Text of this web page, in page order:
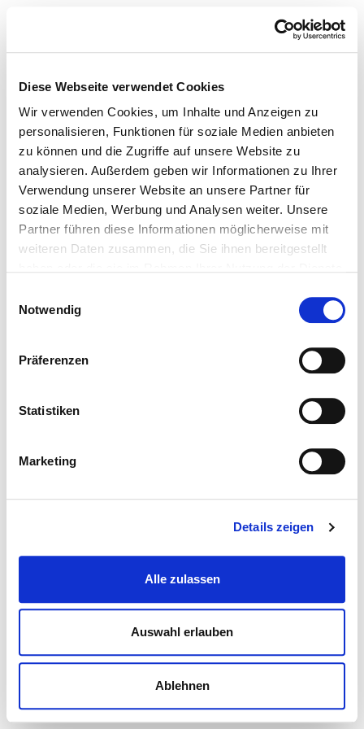
Diese Webseite verwendet Cookies
Wir verwenden Cookies, um Inhalte und Anzeigen zu
personalisieren, Funktionen für soziale Medien anbieten
zu können und die Zugriffe auf unsere Website zu
analysieren. Außerdem geben wir Informationen zu Ihrer
Verwendung unserer Website an unsere Partner für
soziale Medien, Werbung und Analysen weiter. Unsere
Partner führen diese Informationen möglicherweise mit
weiteren Daten zusammen, die Sie ihnen bereitgestellt
Notwendig
Präferenzen
Statistiken
Marketing
Details zeigen
Alle zulassen
Auswahl erlauben
Ablehnen